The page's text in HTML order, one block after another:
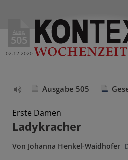
Ausg.
505
02.12.2020
vorlesen
Ausgabe 505
Erste Damen
Ladykracher
Von Johanna Henkel-Waidhofer